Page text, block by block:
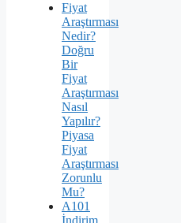
Fiyat
Araştırması
Nedir?
Doğru
Bir
Fiyat
Araştırması
Nasıl
Yapılır?
Piyasa
Fiyat
Araştırması
Zorunlu
Mu?
A101